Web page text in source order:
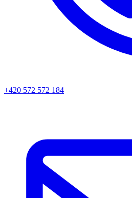
+420 572 572 184